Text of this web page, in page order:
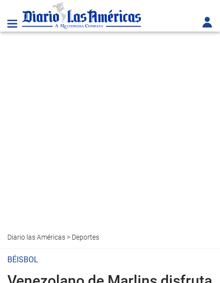
Diario las Américas> Deportes
BÉISBOL